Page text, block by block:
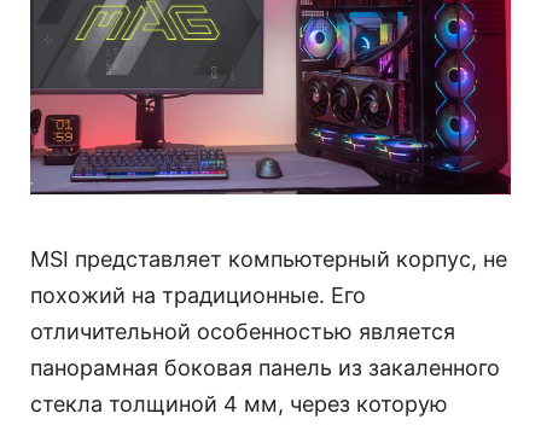
MSI представляет компьютерный корпус, не
похожий на традиционные. Его
отличительной особенностью является
панорамная боковая панель из закаленного
стекла толщиной 4 мм, через которую